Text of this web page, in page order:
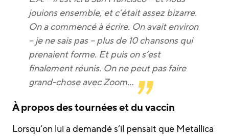
jouions ensemble, et c’était assez bizarre.
On a commencé à écrire. On avait environ
– je ne sais pas – plus de 10 chansons qui
prenaient forme. Et puis on s’est
finalement réunis. On ne peut pas faire
grand-chose avec Zoom…
À propos des tournées et du vaccin
Lorsqu’on lui a demandé s’il pensait que Metallica